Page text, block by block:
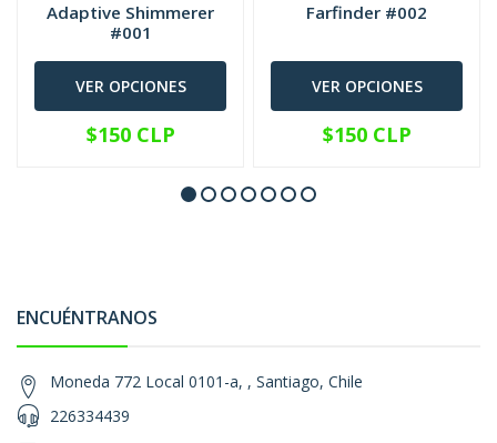
Adaptive Shimmerer
#001
VER OPCIONES
$150 CLP
Farfinder #002
VER OPCIONES
$150 CLP
ENCUÉNTRANOS
Moneda 772 Local 0101-a, , Santiago, Chile
226334439